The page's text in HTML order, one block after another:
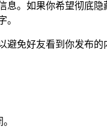
。如果你希望彻底
。
免好友看到你发布的